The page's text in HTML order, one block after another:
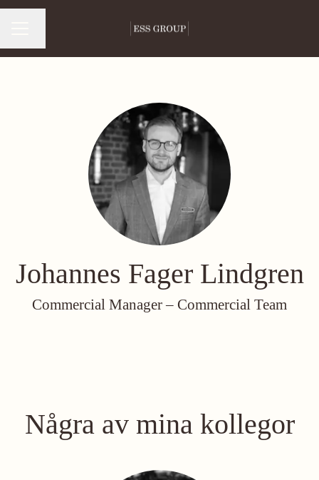
Johannes Fager Lindgren
Commercial Manager – Commercial Team
Några av mina kollegor